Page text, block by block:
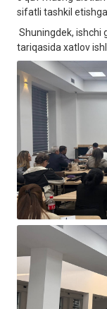
sifatli tashkil
Shuningdek, ishchi
tariqasida xatlov